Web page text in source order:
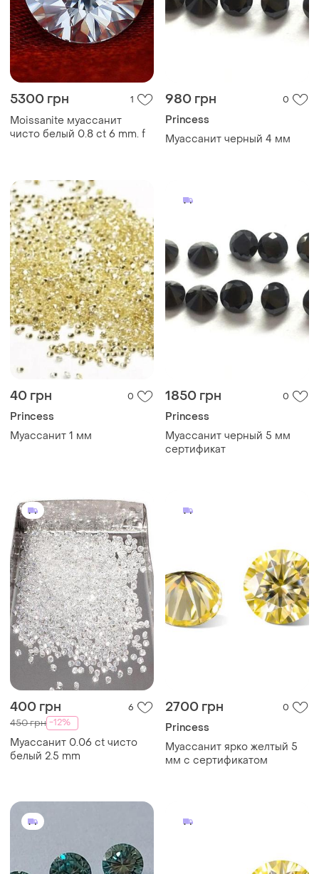
5300 грн 1
Moissanite муассанит
чисто белый 0.8 ct 6 mm. f
980 грн 0
Princess
Муассанит черный 4 мм
40 грн 0
Princess
Муассанит 1 мм
1850 грн 0
Princess
Муассанит черный 5 мм
сертификат
400 грн 6
450 грн -12%
Муассанит 0.06 ct чисто
белый 2.5 mm
2700 грн 0
Princess
Муассанит ярко желтый 5
мм с сертификатом